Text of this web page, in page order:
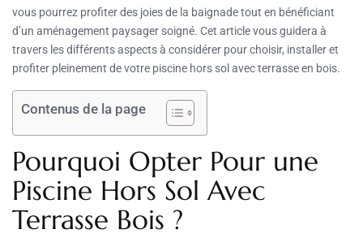
vous pourrez profiter des joies de la baignade tout en bénéficiant
d’un aménagement paysager soigné. Cet article vous guidera à
travers les différents aspects à considérer pour choisir, installer et
profiter pleinement de votre piscine hors sol avec terrasse en bois.
Contenus de la page
Pourquoi Opter Pour une
Piscine Hors Sol Avec
Terrasse Bois ?